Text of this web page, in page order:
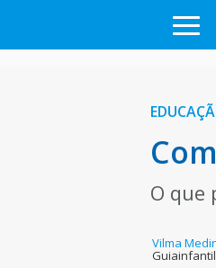
O que
Vilma